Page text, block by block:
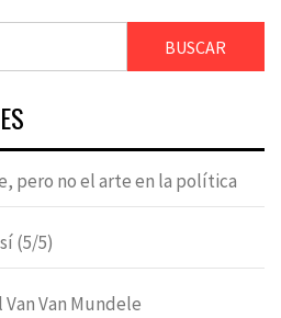
pero no el arte en la política
(5/5)
Van Mundele